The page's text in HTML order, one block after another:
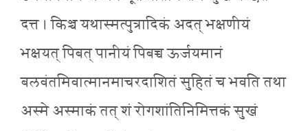
दत्त । किञ्च यथास्मत्पुत्रादिकं अदत् भक्षणीयं
भक्षयत् पिबत् पानीयं पिबच्च ऊर्जयमानं
बलवंतमिवात्मानमाचरदाशितं सुहितं च भवति तथा
अस्मे अस्माकं तत् शं रोगशांतिनिमित्तकं सुखं